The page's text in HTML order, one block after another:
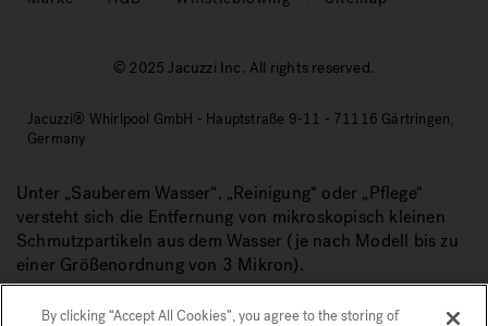
© 2025 Jacuzzi Inc. All rights reserved.
Jacuzzi® Whirlpool GmbH - Hauptstraße 9-11 - 71116 Gärtringen,
Germany
Unter „Sauberem Wasser“, „Reinigung“ oder „Pflege“
versteht sich die Entfernung von mikroskopisch kleinen
Schmutzpartikeln aus dem Wasser (je nach Modell bis zu
einer Größenordnung von 3 Mikron).
By clicking “Accept All Cookies”, you agree to the storing of